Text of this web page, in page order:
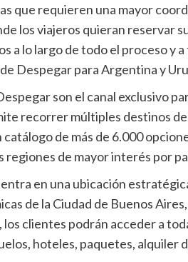
que requieren una mayor
los viajeros quieran reservar
a lo largo de todo el proceso y
Despegar para Argentina y
son el canal exclusivo
recorrer múltiples destinos
de más de 6.000
regiones de mayor interés por
en una ubicación
de la Ciudad de Buenos
clientes podrán acceder a
hoteles, paquetes, alquiler